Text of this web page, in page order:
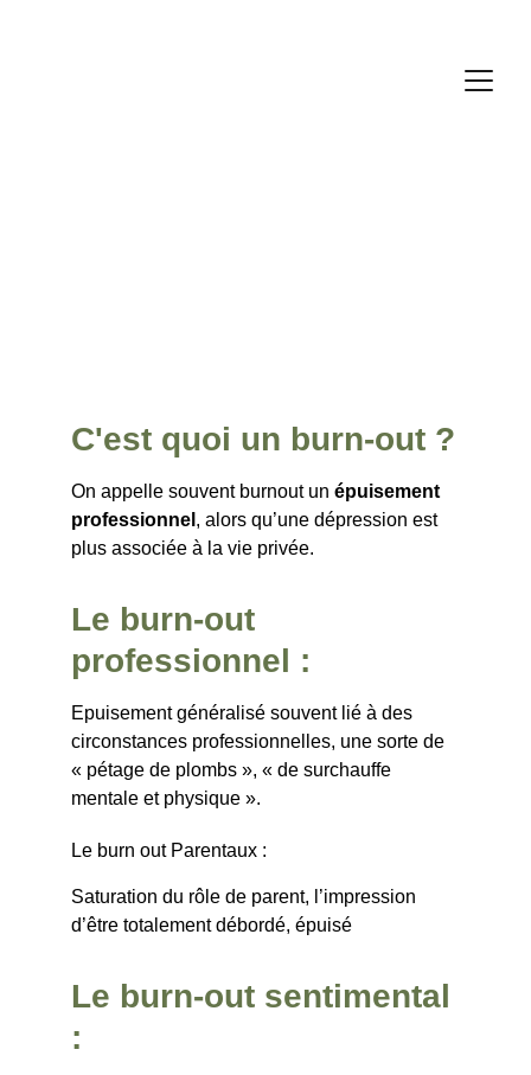
C'est quoi un burn-out ?
On appelle souvent burnout un épuisement
professionnel , alors qu’une dépression est
plus associée à la vie privée.
Le burn-out
professionnel :
Epuisement généralisé souvent lié à des
circonstances professionnelles, une sorte de
« pétage de plombs », « de surchauffe
mentale et physique ».
Le burn out Parentaux :
Saturation du rôle de parent, l’impression
d’être totalement débordé, épuisé
Le burn-out sentimental
: